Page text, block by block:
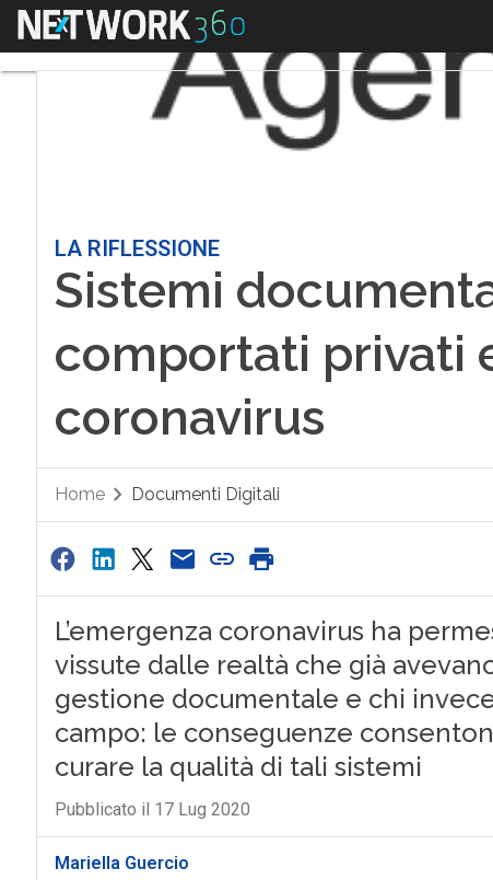
Menu
LA RIFLESSIONE
Sistemi
comportati privati
coronavirus
Home Documenti Digitali
L’emergenza coronavirus ha
vissute dalle realtà che già
gestione documentale e chi
campo: le conseguenze
curare la qualità di tali sistemi
Pubblicato il 17 Lug 2020
Mariella Guercio